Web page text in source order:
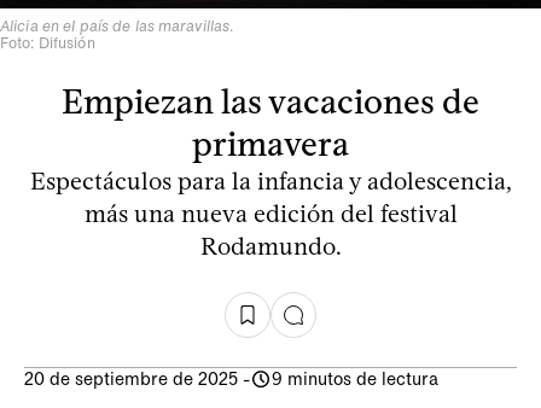
Alicia en el país de las maravillas.
Foto: Difusión
Empiezan las vacaciones de
primavera
Espectáculos para la infancia y adolescencia,
más una nueva edición del festival
Rodamundo.
20 de septiembre de 2025 - 9 minutos de lectura